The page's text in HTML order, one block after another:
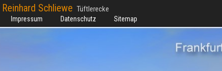
Reinhard Schliewe Tüftlerecke
Impressum Datenschutz Sitemap